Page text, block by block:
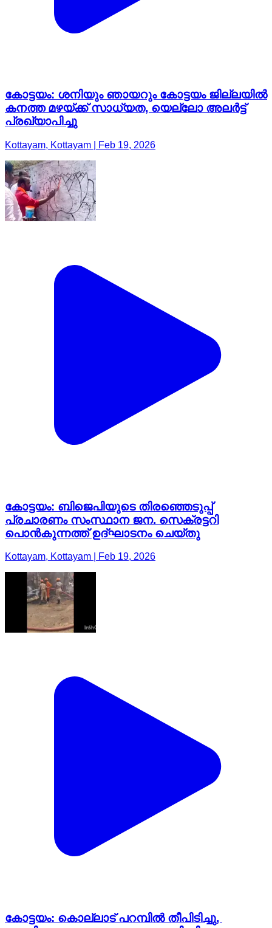
കോട്ടയം: ശനിയും ഞായറും കോട്ടയം ജില്ലയിൽ
കനത്ത മഴയ്ക്ക് സാധ്യത, യെല്ലോ അലർട്ട്
പ്രഖ്യാപിച്ചു
Kottayam, Kottayam | Feb 19, 2026
കോട്ടയം: ബിജെപിയുടെ തിരഞ്ഞെടുപ്പ്
പ്രചാരണം സംസ്ഥാന ജന. സെക്രട്ടറി
പൊൻകുന്നത്ത് ഉദ്ഘാടനം ചെയ്തു
Kottayam, Kottayam | Feb 19, 2026
കോട്ടയം: കൊല്ലാട് പറമ്പിൽ തീപിടിച്ചു,